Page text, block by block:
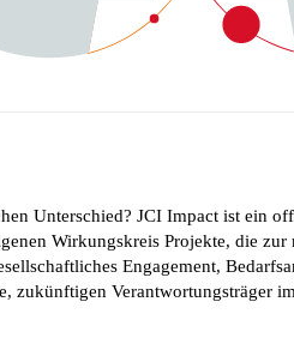
Unterschied? JCI Impact ist ein
Wirkungskreis Projekte, die
Engagement,
zukünftigen Verantwortungsträger